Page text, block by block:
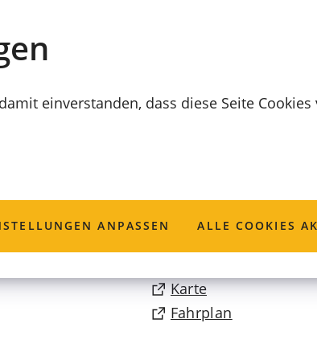
einverstanden, dass diese Seite Cookies
ANPASSEN ALLE COOKIES
Coburg
Karte
(Öffnet
in Fahrplan
(Öffnet